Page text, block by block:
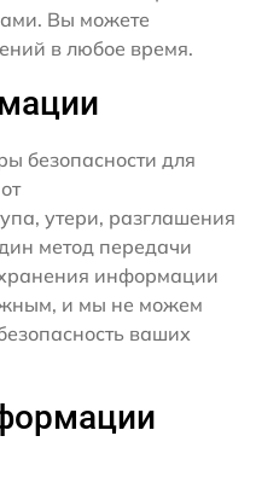
Вы можете
в любое время.
безопасности для
утери, разглашения
метод передачи
информации
и мы не можем
ваших